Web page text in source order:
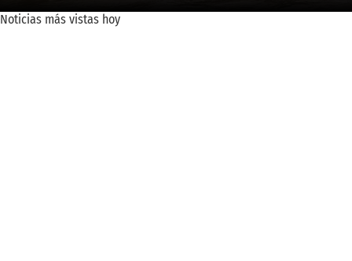
Noticias más vistas hoy